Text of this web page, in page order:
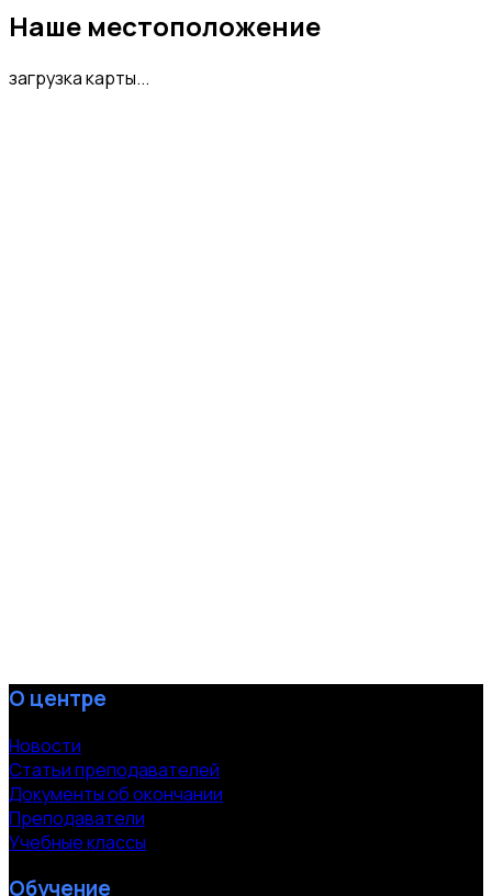
Наше местоположение
загрузка карты...
О центре
Новости
Статьи преподавателей
Документы об окончании
Преподаватели
Учебные классы
Обучение